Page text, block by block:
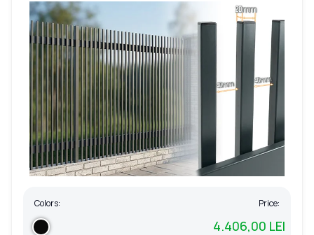
Colors: Price:
4.406,00 LEI